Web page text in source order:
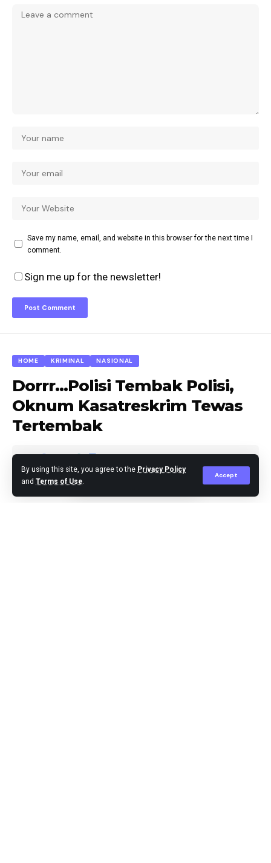
By using this site, you agree to the Privacy Policy
and Terms of Use.
Accept
Save my name, email, and website in this browser for the next time I
comment.
Sign me up for the newsletter!
HOME KRIMINAL NASIONAL
Dorrr…Polisi Tembak Polisi,
Oknum Kasatreskrim Tewas
Tertembak
Agus Leo